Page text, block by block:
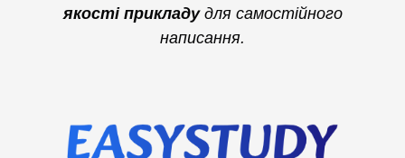
якості прикладудля самостійного
написання.